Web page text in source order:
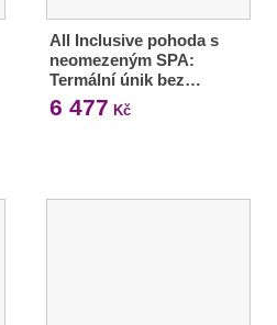
All Inclusive pohoda s
neomezeným SPA:
Termální únik bez…
6 477 Kč